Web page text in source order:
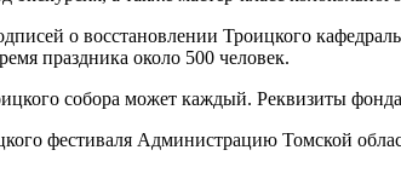
о восстановлении Троицкого
праздника около 500 человек.
собора может каждый. Реквизиты фонда
фестиваля Администрацию Томской